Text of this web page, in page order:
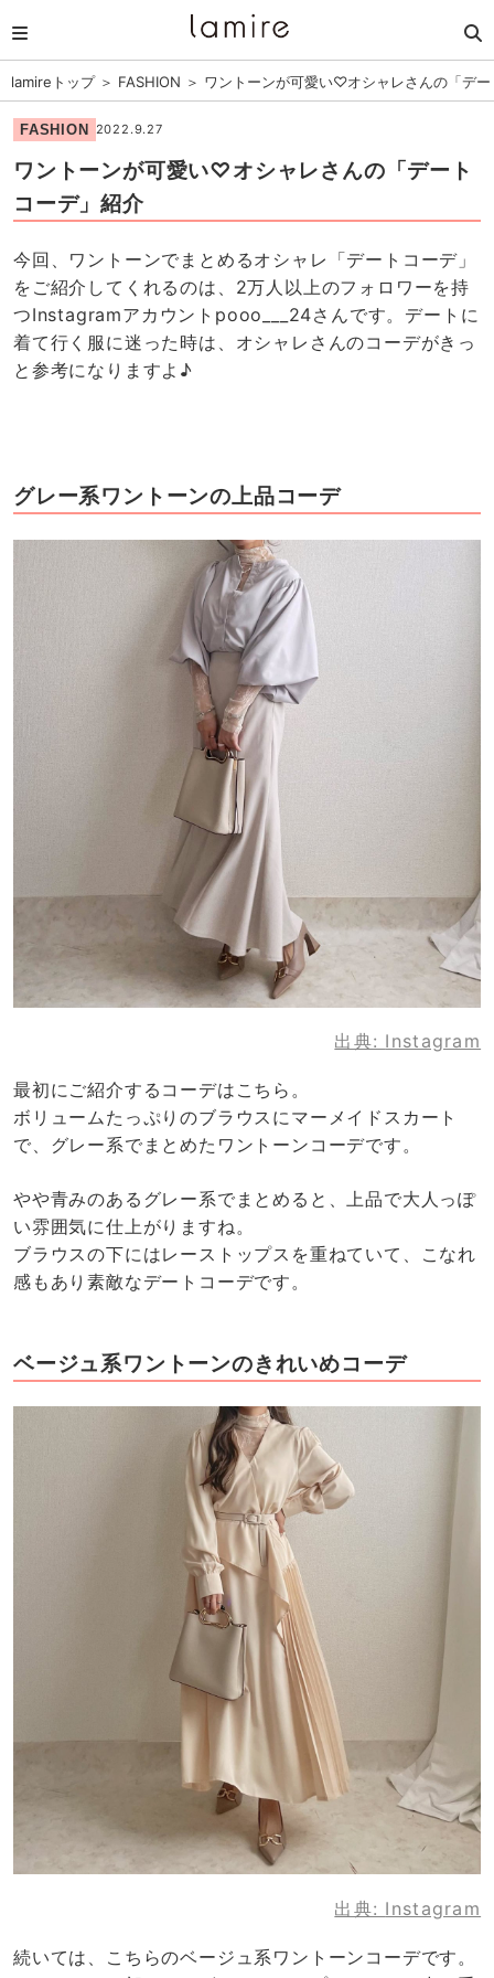
lamireトップ＞ FASHION ＞ ワントーンが可愛い♡オシャレさんの「デ
FASHION 2022.9.27
ワントーンが可愛い♡オシャレさんの「デート
コーデ」紹介
今回、ワントーンでまとめるオシャレ「デートコーデ」
をご紹介してくれるのは、2万人以上のフォロワーを持
つInstagramアカウントpooo___24さんです。デートに
着て行く服に迷った時は、オシャレさんのコーデがきっ
と参考になりますよ♪
グレー系ワントーンの上品コーデ
出典: Instagram
最初にご紹介するコーデはこちら。
ボリュームたっぷりのブラウスにマーメイドスカート
で、グレー系でまとめたワントーンコーデです。
やや青みのあるグレー系でまとめると、上品で大人っぽ
い雰囲気に仕上がりますね。
ブラウスの下にはレーストップスを重ねていて、こなれ
感もあり素敵なデートコーデです。
ベージュ系ワントーンのきれいめコーデ
出典: Instagram
続いては、こちらのベージュ系ワントーンコーデです。